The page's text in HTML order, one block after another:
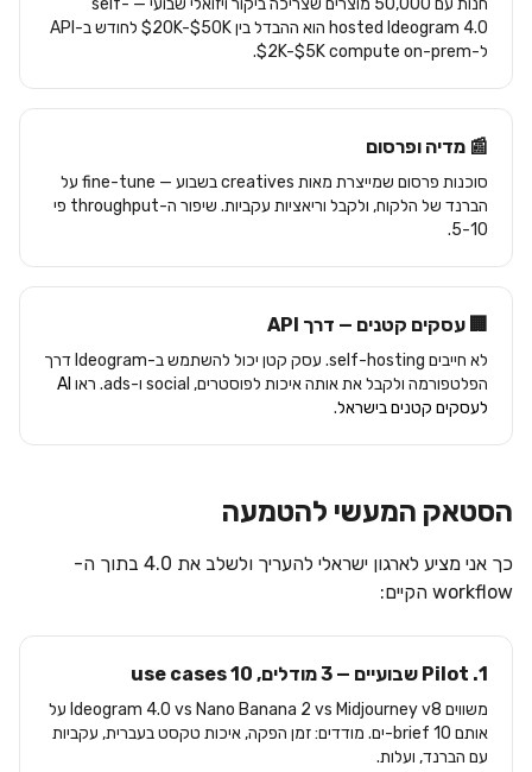
חנות עם 50,000 מוצרים שצריכה ביקור ויזואלי שבועי — self-
hosted Ideogram 4.0 הוא ההבדל בין $20K-$50K לחודש ב-API
ל-$2K-$5K compute on-prem.
📰 מדיה ופרסום
סוכנות פרסום שמייצרת מאות creatives בשבוע — fine-tune על
הברנד של הלקוח, ולקבל וריאציות עקביות. שיפור ה-throughput פי
5-10.
🏢 עסקים קטנים — דרך API
לא חייבים self-hosting. עסק קטן יכול להשתמש ב-Ideogram דרך
הפלטפורמה ולקבל את אותה איכות לפוסטרים, social ו-ads. ראו
AI
לעסקים קטנים בישראל.
הסטאק המעשי להטמעה
כך אני מציע לארגון ישראלי להעריך ולשלב את 4.0 בתוך ה-
workflow הקיים:
1. Pilot שבועיים — 3 מודלים, 10 use cases
משווים Ideogram 4.0 vs Nano Banana 2 vs Midjourney v8 על
אותם 10 brief-ים. מודדים: זמן הפקה, איכות טקסט בעברית, עקביות
עם הברנד, ועלות.